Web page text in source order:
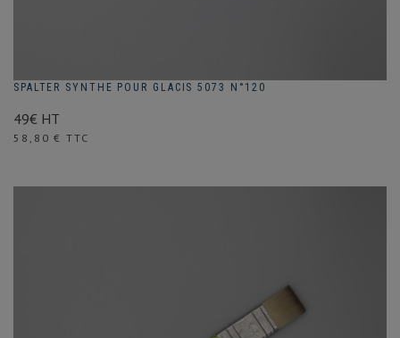
SPALTER SYNTHE POUR GLACIS 5073 N°120
49€ HT
Prix
58,80 € TTC